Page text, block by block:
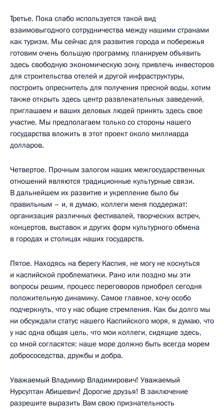
Третье. Пока слабо используется такой вид
взаимовыгодного сотрудничества между нашими странами
как туризм. Мы сейчас для развития города и побережья
готовим очень большую программу, планируем объявить
здесь свободную экономическую зону, привлечь инвесторов
для строительства отелей и другой инфраструктуры,
построить опреснитель для получения пресной воды, хотим
также открыть здесь центр развлекательных заведений,
приглашаем и ваших деловых людей принять здесь свое
участие. Мы предполагаем только со стороны нашего
государства вложить в этот проект около миллиарда
долларов.
Четвертое. Прочным залогом наших межгосударственных
отношений являются традиционные культурные связи.
В дальнейшем их развитие и укрепление было бы
правильным – и, я думаю, коллеги меня поддержат:
организация различных фестивалей, творческих встреч,
концертов, выставок и других форм культурного обмена
в городах и столицах наших государств.
Пятое. Находясь на берегу Каспия, не могу не коснуться
и каспийской проблематики. Рано или поздно мы эти
вопросы решим, процесс переговоров приобрел сегодня
положительную динамику. Самое главное, хочу особо
подчеркнуть, что у нас общие стремления. Как бы долго мы
ни обсуждали статус нашего Каспийского моря, я думаю, что
у нас одна общая цель, что мои коллеги, сидящие здесь,
со мной согласятся: наше море должно быть всегда морем
добрососедства, дружбы и добра.
Уважаемый Владимир Владимирович! Уважаемый
Нурсултан Абишевич! Дорогие друзья! В заключение
разрешите выразить Вам свою признательность